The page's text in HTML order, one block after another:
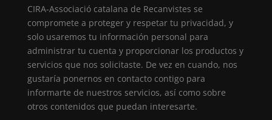
CIRA-Associació catalana de Recanvistes se
compromete a proteger y respetar tu privacidad, y
solo usaremos tu información personal para
administrar tu cuenta y proporcionar los productos y
servicios que nos solicitaste. De vez en cuando, nos
gustaría ponernos en contacto contigo para
informarte de nuestros servicios, así como sobre
otros contenidos que puedan interesarte.